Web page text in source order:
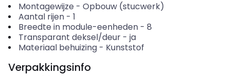
Montagewijze - Opbouw (stucwerk)
Aantal rijen- 1
Breedte in module-eenheden- 8
Transparant deksel/deur- ja
Materiaal behuizing- Kunststof
Verpakkingsinfo